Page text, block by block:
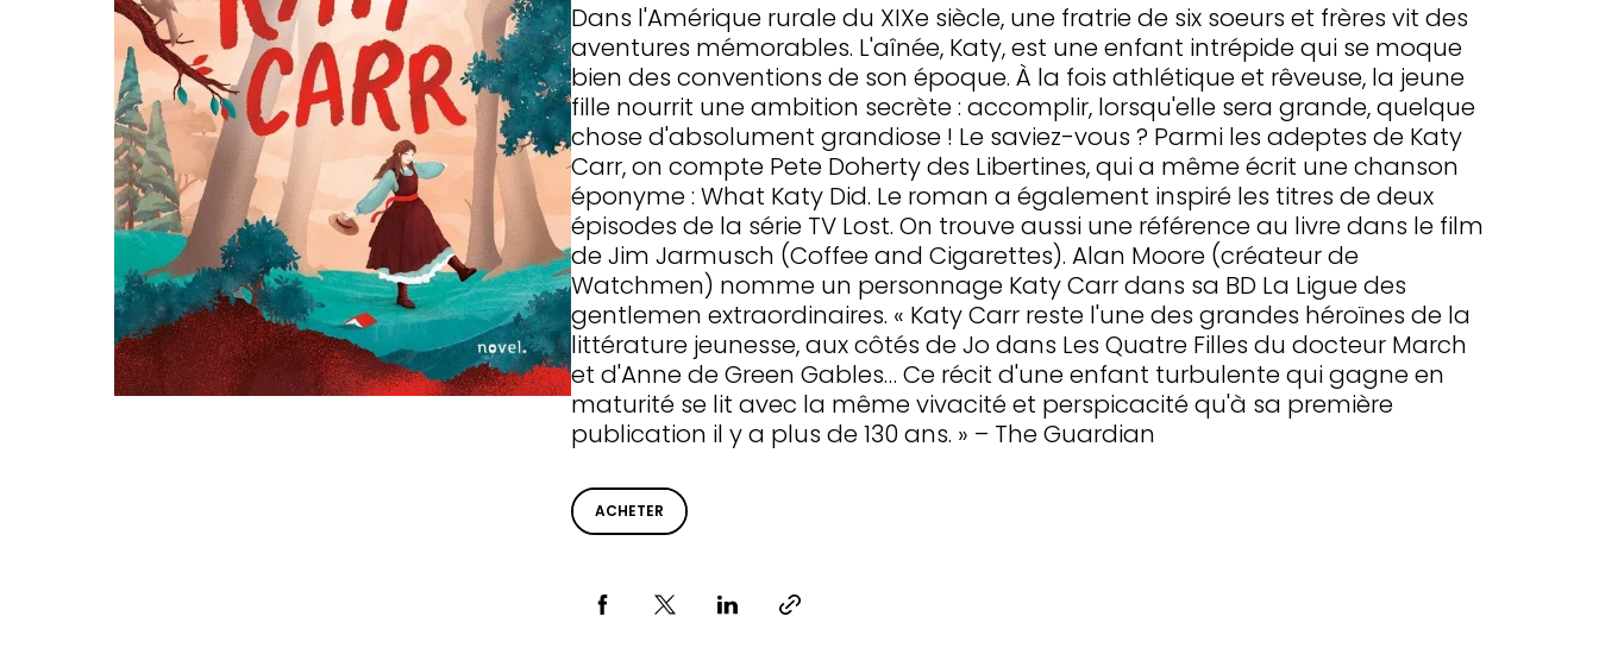
Dans l'Amérique rurale du XIXe siècle, une fratrie de six soeurs et frères vit des
aventures mémorables. L'aînée, Katy, est une enfant intrépide qui se moque
bien des conventions de son époque. À la fois athlétique et rêveuse, la jeune
fille nourrit une ambition secrète : accomplir, lorsqu'elle sera grande, quelque
chose d'absolument grandiose ! Le saviez-vous ? Parmi les adeptes de Katy
Carr, on compte Pete Doherty des Libertines, qui a même écrit une chanson
éponyme : What Katy Did. Le roman a également inspiré les titres de deux
épisodes de la série TV Lost. On trouve aussi une référence au livre dans le film
de Jim Jarmusch (Coffee and Cigarettes). Alan Moore (créateur de
Watchmen) nomme un personnage Katy Carr dans sa BD La Ligue des
gentlemen extraordinaires. « Katy Carr reste l'une des grandes héroïnes de la
littérature jeunesse, aux côtés de Jo dans Les Quatre Filles du docteur March
et d'Anne de Green Gables… Ce récit d'une enfant turbulente qui gagne en
maturité se lit avec la même vivacité et perspicacité qu'à sa première
publication il y a plus de 130 ans. » – The Guardian
ACHETER
Partager via